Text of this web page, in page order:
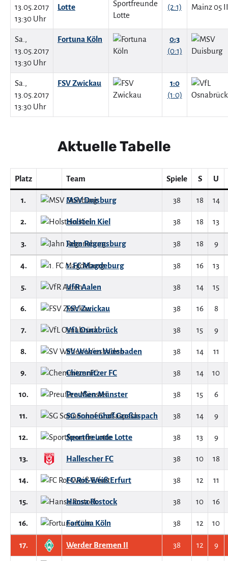
13.05.2017
13:30 Uhr
Lotte
(2:1)
Sa.,
13.05.2017
13:30 Uhr
Fortuna Köln
0:3
(0:1)
Sa.,
13.05.2017
13:30 Uhr
FSV Zwickau
1:0
(1:0)
Aktuelle Tabelle
Platz Team Spiele S U
1. MSV Duisburg 38 18 14
2. Holstein Kiel 38 18 13
3. Jahn Regensburg 38 18 9
4. 1. FC Magdeburg 38 16 13
5. VfR Aalen 38 14 15
6. FSV Zwickau 38 16 8
7. VfL Osnabrück 38 15 9
8. SV Wehen Wiesbaden 38 14 11
9. Chemnitzer FC 38 14 10
10. Preußen Münster 38 15 6
11. SG Sonnenhof Großaspach 38 14 9
12. Sportfreunde Lotte 38 13 9
13. Hallescher FC 38 10 18
14. FC Rot-Weiß Erfurt 38 12 11
15. Hansa Rostock 38 10 16
16. Fortuna Köln 38 12 10
17. Werder Bremen II 38 12 9